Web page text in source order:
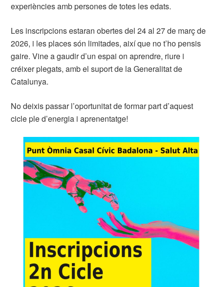
experiències amb persones de totes les edats.
Les inscripcions estaran obertes del 24 al 27 de març de
2026, i les places són limitades, així que no t’ho pensis
gaire. Vine a gaudir d’un espai on aprendre, riure i
créixer plegats, amb el suport de la Generalitat de
Catalunya.
No deixis passar l’oportunitat de formar part d’aquest
cicle ple d’energia i aprenentatge!